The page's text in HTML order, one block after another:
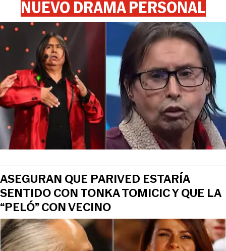
NUEVO DRAMA PERSONAL
ASEGURAN QUE PARIVED ESTARÍA
SENTIDO CON TONKA TOMICIC Y QUE LA
“PELÓ” CON VECINO